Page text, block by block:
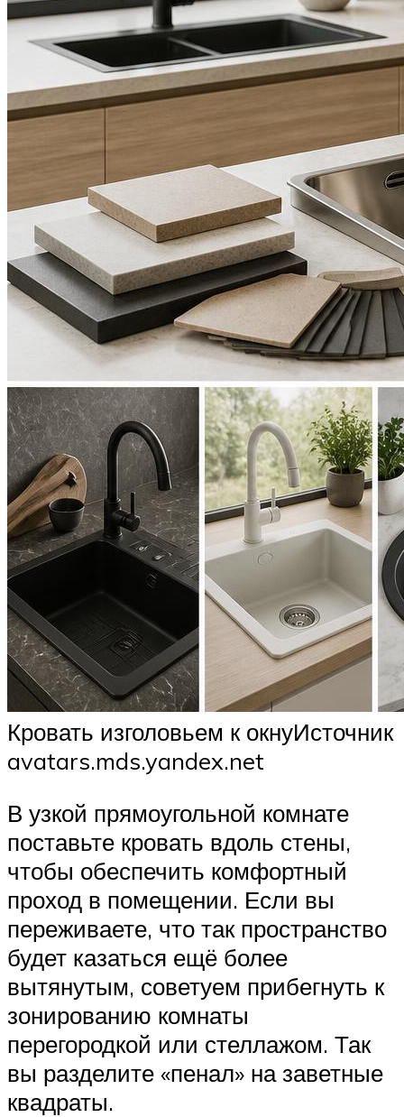
Кровать изголовьем к окнуИсточник
avatars.mds.yandex.net
В узкой прямоугольной комнате
поставьте кровать вдоль стены,
чтобы обеспечить комфортный
проход в помещении. Если вы
переживаете, что так пространство
будет казаться ещё более
вытянутым, советуем прибегнуть к
зонированию комнаты
перегородкой или стеллажом. Так
вы разделите «пенал» на заветные
квадраты.